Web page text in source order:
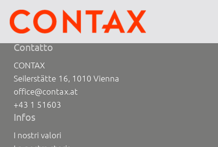
20260810100825c3bfe406
Contatto
CONTAX
Seilerstätte 16, 1010 Vienna
office@contax.at
+43 1 51603
Infos
I nostri valori